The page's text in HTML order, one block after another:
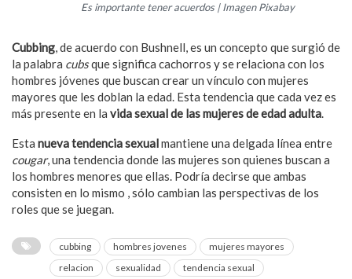
Es importante tener acuerdos | Imagen Pixabay
Cubbing, de acuerdo con Bushnell, es un concepto que surgió de
la palabra cubsque significa cachorros y se relaciona con los
hombres jóvenes que buscan crear un vínculo con mujeres
mayores que les doblan la edad. Esta tendencia que cada vez es
más presente en la vida sexual de las mujeres de edad adulta.
Esta nueva tendencia sexualmantiene una delgada línea entre
cougar, una tendencia donde las mujeres son quienes buscan a
los hombres menores que ellas. Podría decirse que ambas
consisten en lo mismo , sólo cambian las perspectivas de los
roles que se juegan.
cubbing hombres jovenes
mujeres mayores
relacion
sexualidad tendencia sexual